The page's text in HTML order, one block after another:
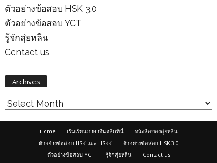
ตัวอย่างข้อสอบ HSK 3.0
ตัวอย่างข้อสอบ YCT
รู้จักสุ่ยหลิน
Contact us
Archives
Home เริ่มเรียนภาษาจีนคลิกที่นี่
หนังสือของสุ่ยหลิน
ตัวอย่างข้อสอบ HSK และ HSKK
ตัวอย่างข้อสอบ HSK 3.0
ตัวอย่างข้อสอบ YCT
รู้จักสุ่ยหลิน Contact us